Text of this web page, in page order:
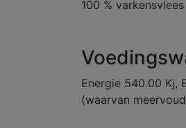
100 % varkensvlees
Energie 540.00 Kj,
(waarvan